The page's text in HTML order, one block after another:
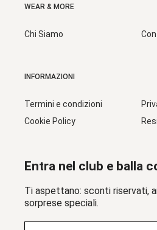
WEAR & MORE
Chi Siamo
INFORMAZIONI
Termini e condizioni
Cookie Policy
Entra nel club e balla
Ti aspettano: sconti riservati,
sorprese speciali.